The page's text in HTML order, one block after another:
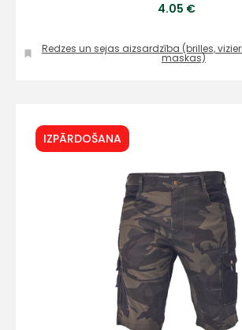
4.05 €
Redzes un sejas aizsardzība (brilles,
maskas)
IZPĀRDOŠANA